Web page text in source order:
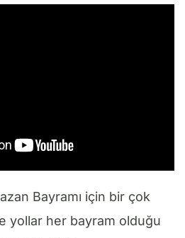
Bayramı için bir çok
yollar her bayram olduğu